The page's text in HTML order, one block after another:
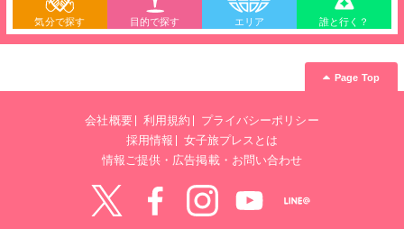
気分で探す 目的で探す エリア 誰と行く？
Page Top
会社概要 利用規約
プライバシーポリシー
採用情報
女子旅プレスとは
情報ご提供・広告掲載・お問い合わせ